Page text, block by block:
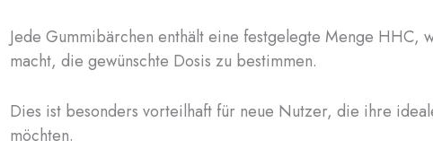
Jede Gummibärchen enthält eine festgelegte Menge HHC,
macht, die gewünschte Dosis zu bestimmen.
Dies ist besonders vorteilhaft für neue Nutzer, die ihre
möchten.